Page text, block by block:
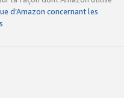
d’Amazon concernant les